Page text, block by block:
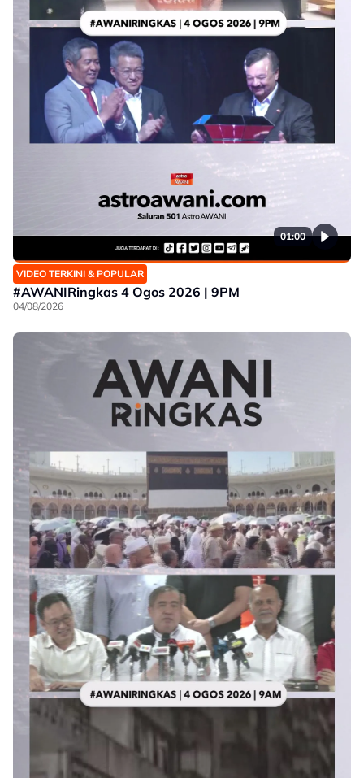
01:00
VIDEO TERKINI & POPULAR
#AWANIRingkas 4 Ogos 2026 | 9PM
04/08/2026